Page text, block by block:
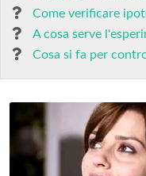
Come verificare
A cosa serve
Cosa si fa per